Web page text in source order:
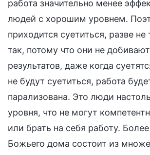
работа значительно менее
людей с хорошим уровнем.
приходится суетиться, разве не
так, потому что они не
результатов, даже когда
не будут суетиться, работа
парализована. Это люди
уровня, что не могут
или брать на себя работу.
Божьего дома состоит из